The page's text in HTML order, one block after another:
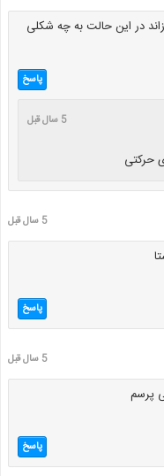
در این حالت به چه شکلی
پاسخ
5 سال قبل
حرکتی
5 سال قبل
پاسخ
5 سال قبل
پرسم
پاسخ